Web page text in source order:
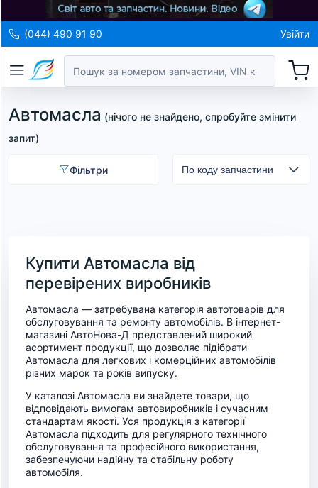
(044) 490 91 90 Увійти
Автомасла (нічого не знайдено, спробуйте змінити
запит)
Фільтри
Купити Автомасла від
перевірених виробників
Автомасла — затребувана категорія автотоварів для
обслуговування та ремонту автомобілів. В інтернет-
магазині АвтоНова-Д представлений широкий
асортимент продукції, що дозволяє підібрати
Автомасла для легкових і комерційних автомобілів
різних марок та років випуску.
У каталозі Автомасла ви знайдете товари, що
відповідають вимогам автовиробників і сучасним
стандартам якості. Уся продукція з категорії
Автомасла підходить для регулярного технічного
обслуговування та професійного використання,
забезпечуючи надійну та стабільну роботу
автомобіля.